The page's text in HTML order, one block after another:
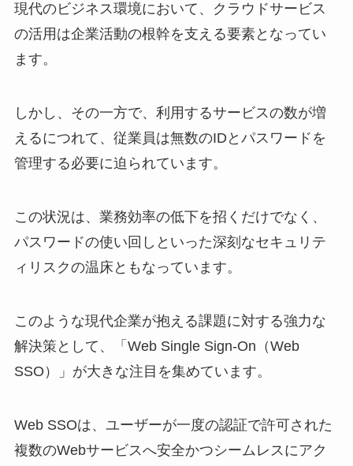
現代のビジネス環境において、クラウドサービス
の活用は企業活動の根幹を支える要素となってい
ます。
しかし、その一方で、利用するサービスの数が増
えるにつれて、従業員は無数のIDとパスワードを
管理する必要に迫られています。
この状況は、業務効率の低下を招くだけでなく、
パスワードの使い回しといった深刻なセキュリテ
ィリスクの温床ともなっています。
このような現代企業が抱える課題に対する強力な
解決策として、「Web Single Sign-On（Web
SSO）」が大きな注目を集めています。
Web SSOは、ユーザーが一度の認証で許可された
複数のWebサービスへ安全かつシームレスにアク